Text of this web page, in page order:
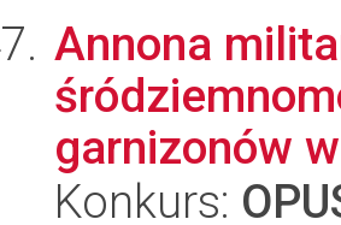
Annona
garnizonów
Konkurs: